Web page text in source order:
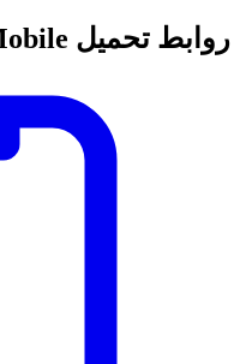
روابط تحميل EA Sports FC Mobile